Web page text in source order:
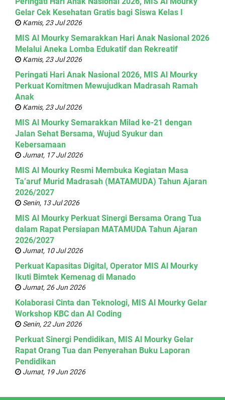
Gelar Cek Kesehatan Gratis bagi Siswa Kelas I
Kamis, 23 Jul 2026
MIS Al Mourky Semarakkan Hari Anak Nasional 2026
Melalui Aneka Lomba Edukatif dan Rekreatif
Kamis, 23 Jul 2026
Peringati Hari Anak Nasional 2026, MIS Al Mourky
Perkuat Komitmen Mewujudkan Madrasah Ramah
Anak
Kamis, 23 Jul 2026
MIS Al Mourky Semarakkan Milad ke-21 dengan
Jalan Sehat Bersama, Wujud Syukur dan
Kebersamaan
Jumat, 17 Jul 2026
MIS Al Mourky Resmi Membuka Kegiatan Masa
Ta’aruf Murid Madrasah (MATAMUDA) Tahun Ajaran
2026/2027
Senin, 13 Jul 2026
MIS Al Mourky Perkuat Sinergi Bersama Orang Tua
dalam Rapat Persiapan MATAMUDA Tahun Ajaran
2026/2027
Jumat, 10 Jul 2026
Perkuat Kapasitas Digital, Operator MIS Al Mourky
Ikuti Bimtek Kemenag di Manado
Jumat, 26 Jun 2026
Kolaborasi Cinta dan Teknologi, MIS Al Mourky Gelar
Workshop KBC dan AI Coding
Senin, 22 Jun 2026
Perkuat Sinergi Pendidikan, MIS Al Mourky Gelar
Rapat Orang Tua dan Penyerahan Buku Laporan
Pendidikan
Jumat, 19 Jun 2026